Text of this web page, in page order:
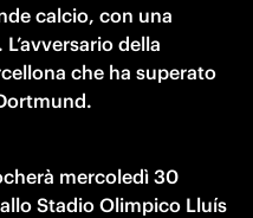
calcio, con una
della
che ha superato
mercoledì 30
Stadio Olimpico Lluís